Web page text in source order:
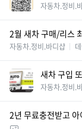
자동차.정비.
2월 새차 구매/리스
자동차.정비.바디샵
새차 구입
자동차.정비.
2년 무료충전받고